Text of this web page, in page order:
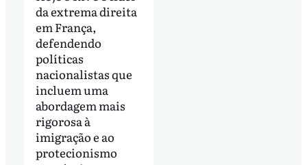
da extrema direita
em França,
defendendo
políticas
nacionalistas que
incluem uma
abordagem mais
rigorosa à
imigração e ao
protecionismo